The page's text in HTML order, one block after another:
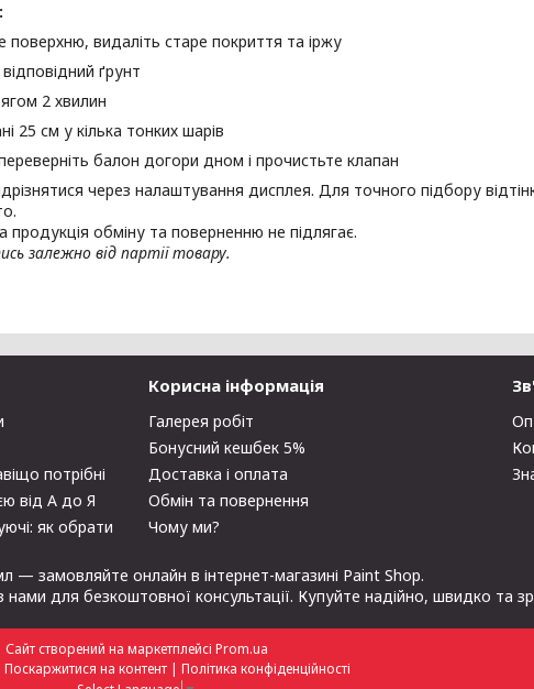
поверхню, видаліть старе покриття та іржу
ґрунт
2 хвилин
25 см у кілька тонких шарів
балон догори дном і прочистьте клапан
через налаштування дисплея. Для точного підбору
продукція обміну та поверненню не підлягає.
залежно від партії товару.
потрібні
від А до Я
як обрати
Корисна інформація
Галерея робіт
Бонусний кешбек 5%
Доставка і оплата
Обмін та повернення
Чому ми?
— замовляйте онлайн в інтернет-магазині Paint Shop.
нами для безкоштовної консультації. Купуйте надійно, швидко та
Сайт створений на маркетплейсі Prom.ua
Поскаржитися на контент | Політика конфіденційності